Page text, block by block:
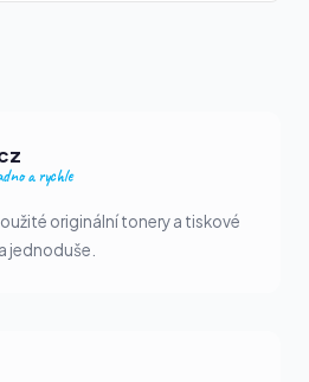
a rychle
originální tonery a tiskové
jednoduše.